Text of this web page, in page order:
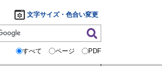
文字サイズ・色合い変更
すべて ページ PDF